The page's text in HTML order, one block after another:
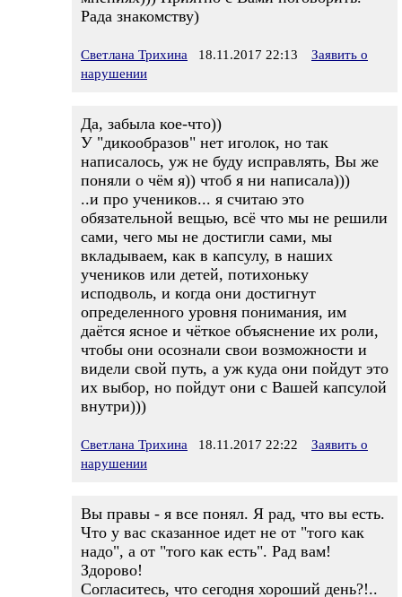
Рада знакомству)
Светлана Трихина 18.11.2017 22:13
Заявить о
нарушении
Да, забыла кое-что))
У "дикообразов" нет иголок, но так
написалось, уж не буду исправлять, Вы же
поняли о чём я)) чтоб я ни написала)))
..и про учеников... я считаю это
обязательной вещью, всё что мы не решили
сами, чего мы не достигли сами, мы
вкладываем, как в капсулу, в наших
учеников или детей, потихоньку
исподволь, и когда они достигнут
определенного уровня понимания, им
даётся ясное и чёткое объяснение их роли,
чтобы они осознали свои возможности и
видели свой путь, а уж куда они пойдут это
их выбор, но пойдут они с Вашей капсулой
внутри)))
Светлана Трихина 18.11.2017 22:22
Заявить о
нарушении
Вы правы - я все понял. Я рад, что вы есть.
Что у вас сказанное идет не от "того как
надо", а от "того как есть". Рад вам!
Здорово!
Согласитесь, что сегодня хороший день?!..